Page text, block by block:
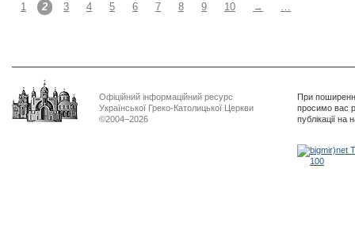
1 2 3 4 5 6 7 8 9 10 → …
Офіційний інформаційний ресурс
Української Греко-Католицької Церкви
©2004–2026
При
просимо вас
публікації на